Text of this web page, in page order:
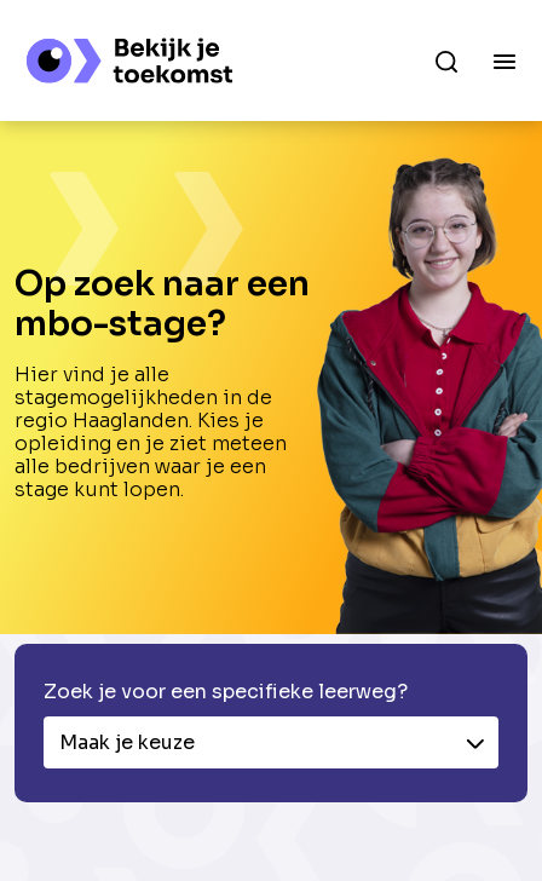
Op zoek naar een
mbo-stage?
Hier vind je alle
stagemogelijkheden in de
regio Haaglanden. Kies je
opleiding en je ziet meteen
alle bedrijven waar je een
stage kunt lopen.
Zoek je voor een specifieke leerweg?
Maak je keuze